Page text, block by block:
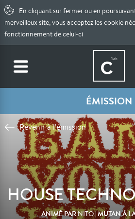
En cliquant sur fermer ou en
merveilleux site, vous acceptez les cookie
fonctionnement de celui-ci
ÉMISSION
Revenir à l'émission
HOUSE
ANIMÉ PARNITO| MUTAN À